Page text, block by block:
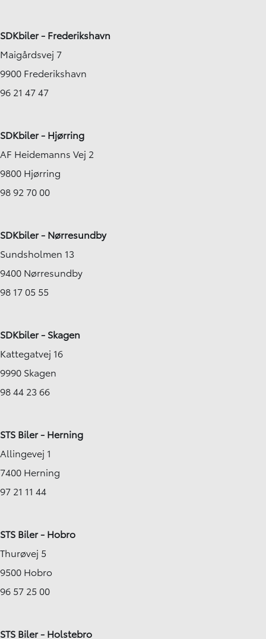
SDKbiler - Frederikshavn
Maigårdsvej 7
9900 Frederikshavn
96 21 47 47
SDKbiler - Hjørring
AF Heidemanns Vej 2
9800 Hjørring
98 92 70 00
SDKbiler - Nørresundby
Sundsholmen 13
9400 Nørresundby
98 17 05 55
SDKbiler - Skagen
Kattegatvej 16
9990 Skagen
98 44 23 66
STS Biler - Herning
Allingevej 1
7400 Herning
97 21 11 44
STS Biler - Hobro
Thurøvej 5
9500 Hobro
96 57 25 00
STS Biler - Holstebro